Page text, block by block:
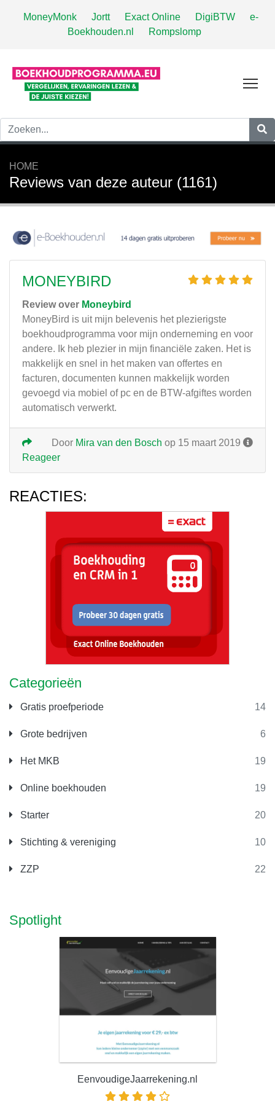
MoneyMonk Jortt Exact Online DigiBTW
e-
Boekhouden.nl
Rompslomp
HOME
Reviews van deze auteur (1161)
Categorieën
Gratis proefperiode 14
Grote bedrijven 6
Het MKB 19
Online boekhouden 19
Starter 20
Stichting & vereniging 10
ZZP 22
Spotlight
EenvoudigeJaarrekening.nl
MONEYBIRD
Review over Moneybird
MoneyBird is uit mijn belevenis het plezierigste
boekhoudprogramma voor mijn onderneming en voor
andere. Ik heb plezier in mijn financiële zaken. Het is
makkelijk en snel in het maken van offertes en
facturen, documenten kunnen makkelijk worden
gevoegd via mobiel of pc en de BTW-afgiftes worden
automatisch verwerkt.
Door Mira van den Bosch op 15 maart 2019
Reageer
REACTIES: